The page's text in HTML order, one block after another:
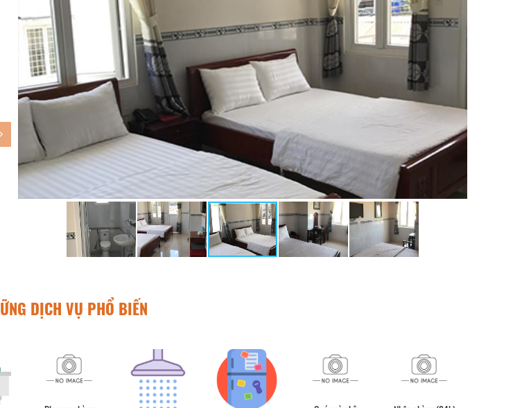
sẽ tiết kiệm được nhiều hơn so với nghỉ tại những chỗ nghỉ khác ở
thành phố này.
DỊCH VỤ PHỔ BIẾN